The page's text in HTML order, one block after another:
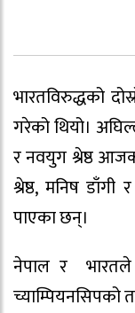
भारतविरुद्धको
गरेको थियो।
र नवयुग श्रेष्ठ
श्रेष्ठ, मनिष
पाएका छन्।
नेपाल र भारतले
च्याम्पियनसिपको